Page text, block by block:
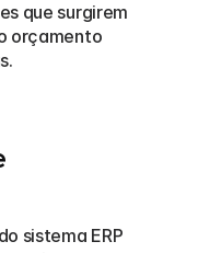
que surgirem
orçamento
sistema ERP